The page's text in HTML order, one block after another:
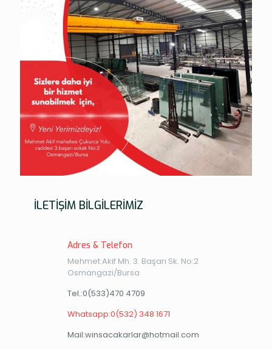
İLETİŞİM BİLGİLERİMİZ
Adres & Telefon
Mehmet Akif Mh. 3. Başarı Sk. No:2
Osmangazi/Bursa
Tel.:0(533)470 4709
Whatsapp:0(532) 348 1671
Mail:winsacakarlar@hotmail.com